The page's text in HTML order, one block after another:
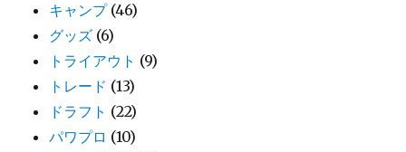
キャンプ(46)
グッズ (6)
トライアウト (9)
トレード (13)
ドラフト (22)
パワプロ (10)